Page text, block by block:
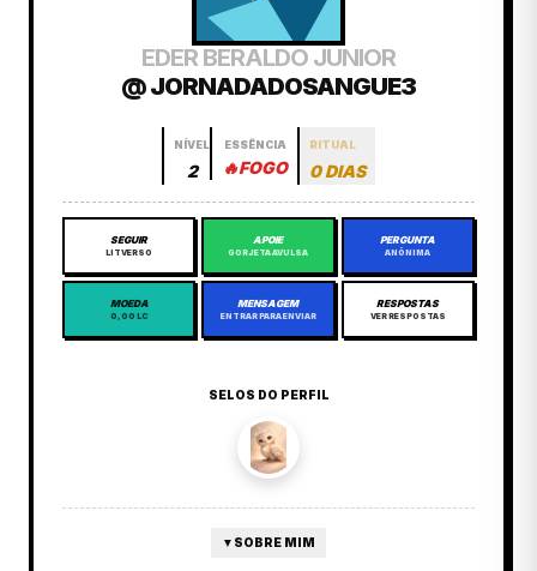
EDER BERALDO JUNIOR
@ JORNADADOSANGUE3
NÍVEL
2
ESSÊNCIA
🔥FOGO
RITUAL
0 DIAS
SEGUIR
LITVERSO
APOIE
GORJETA AVULSA
PERGUNTA
ANÔNIMA
MOEDA
0,00 LC
MENSAGEM
ENTRAR PARA ENVIAR
RESPOSTAS
VER RESPOSTAS
SELOS DO PERFIL
▼ SOBRE MIM